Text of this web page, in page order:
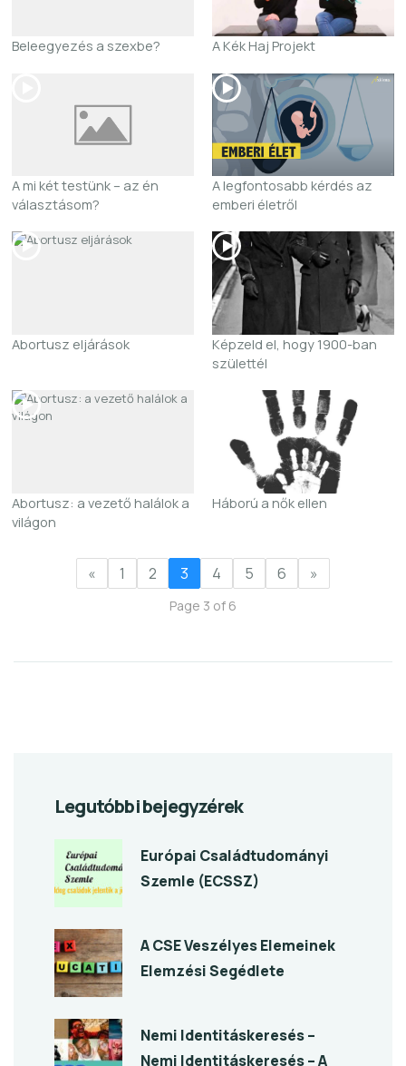
Beleegyezés a szexbe? A Kék Haj Projekt
A mi két testünk – az én
választásom?
A legfontosabb kérdés az
emberi életről
Abortusz eljárások
Képzeld el, hogy 1900-ban
születtél
Abortusz: a vezető halálok a
világon
Háború a nők ellen
« 1 2 3 4 5 6 »
Page 3 of 6
Legutóbbi bejegyzérek
Európai Családtudományi
Szemle (ECSSZ)
A CSE Veszélyes Elemeinek
Elemzési Segédlete
Nemi Identitáskeresés –
Nemi Identitáskeresés – A